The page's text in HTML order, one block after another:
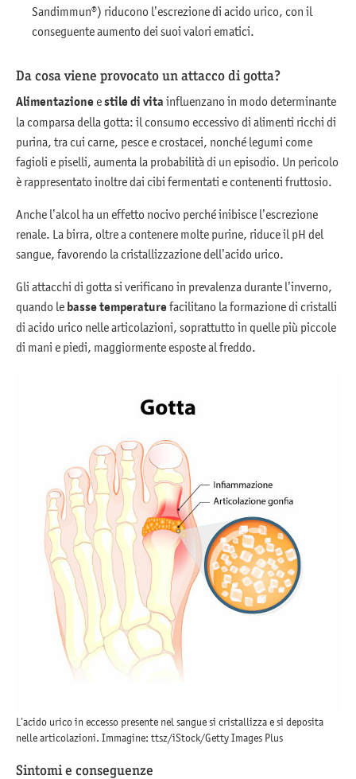
Sandimmun®) riducono l’escrezione di acido urico, con il
conseguente aumento dei suoi valori ematici.
Da cosa viene provocato un attacco di gotta?
Alimentazioneestile di vita influenzano in modo determinante
la comparsa della gotta: il consumo eccessivo di alimenti ricchi di
purina, tra cui carne, pesce e crostacei, nonché legumi come
fagioli e piselli, aumenta la probabilità di un episodio. Un pericolo
è rappresentato inoltre dai cibi fermentati e contenenti fruttosio.
Anche l’alcol ha un effetto nocivo perché inibisce l’escrezione
renale. La birra, oltre a contenere molte purine, riduce il pH del
sangue, favorendo la cristallizzazione dell’acido urico.
Gli attacchi di gotta si verificano in prevalenza durante l’inverno,
quando le basse temperaturefacilitano la formazione di cristalli
di acido urico nelle articolazioni, soprattutto in quelle più piccole
di mani e piedi, maggiormente esposte al freddo.
L’acido urico in eccesso presente nel sangue si cristallizza e si deposita
nelle articolazioni. Immagine: ttsz/iStock/Getty Images Plus
Sintomi e conseguenze